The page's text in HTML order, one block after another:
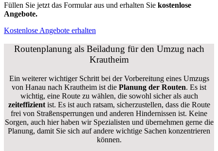
Füllen Sie jetzt das Formular aus und erhalten Sie kostenlose
Angebote.
Kostenlose Angebote erhalten
Routenplanung als Beiladung für den Umzug nach
Krautheim
Ein weiterer wichtiger Schritt bei der Vorbereitung eines Umzugs
von Hanau nach Krautheim ist die Planung der Routen. Es ist
wichtig, eine Route zu wählen, die sowohl sicher als auch
zeiteffizientist. Es ist auch ratsam, sicherzustellen, dass die Route
frei von Straßensperrungen und anderen Hindernissen ist. Keine
Sorgen, auch hier haben wir Spezialisten und übernehmen gerne die
Planung, damit Sie sich auf andere wichtige Sachen konzentrieren
können.